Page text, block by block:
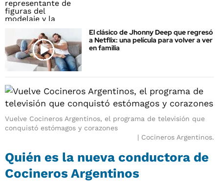
El clásico de Jhonny Deep que regresó
a Netflix: una película para volver a ver
en familia
Vuelve Cocineros Argentinos, el programa de televisión que
conquistó estómagos y corazones
Cocineros Argentinos.
Quién es la nueva conductora de
Cocineros Argentinos